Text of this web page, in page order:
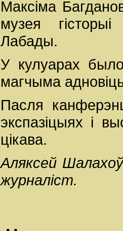
Максіма
музея
Лабады.
У кулуарах
магчыма
Пасля
экспазіцыях і
цікава.
Аляксей
журналіст.